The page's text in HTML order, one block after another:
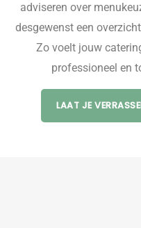
adviseren over
desgewenst een
Zo voelt jouw
professioneel en
LAAT JE